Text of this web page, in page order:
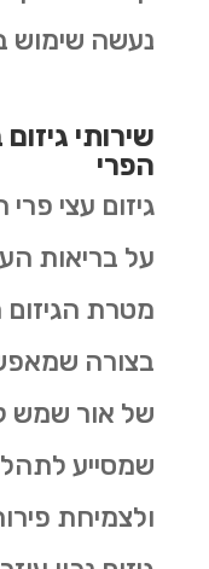
נעשה שימוש
שירותי
הפרי
גיזום עצי
על בריאות
מטרת
בצורה
של אור שמש
שמסייע
ולצמיחת